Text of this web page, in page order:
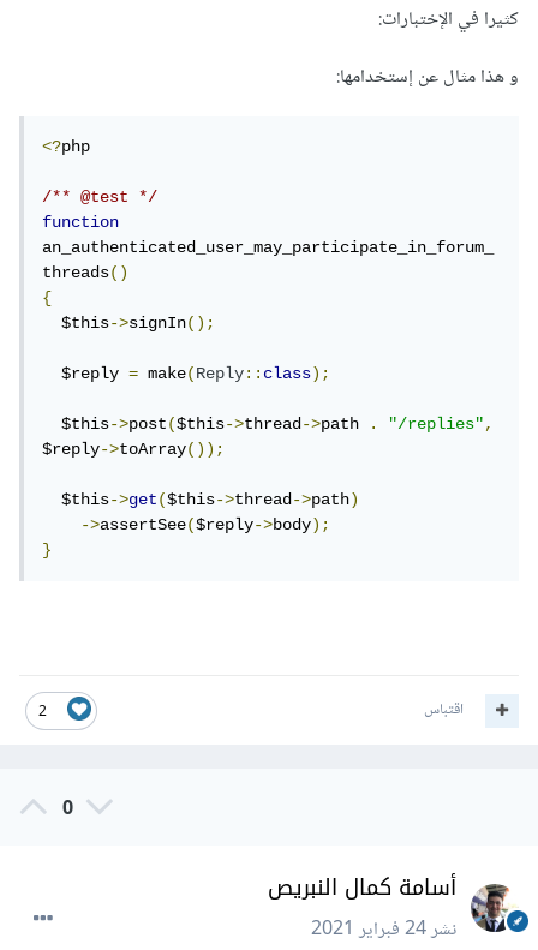
كثيرا في الإختبارات:
و هذا مثال عن إستخدامها:
<?php
/** @test */
function
an_authenticated_user_may_participate_in_forum_
threads()
{
  $this
->signIn();
  $reply
= make(Reply::class);
  $this
->post($this->thread->path . "/replies",
$reply->toArray());
  $this
->get($this->thread->path)
->assertSee($reply->body);
}
2 اقتباس
0
أسامة كمال النبريص
نشر24 فبراير 2021